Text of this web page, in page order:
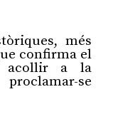
més
confirma el
acollir a la
se